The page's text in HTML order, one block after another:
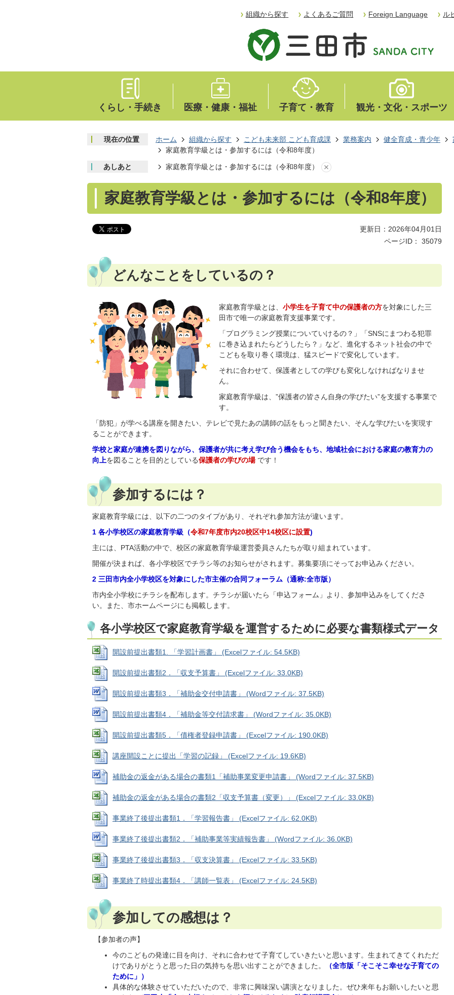
組織から探す よくあるご質問 Foreign Language ル
くらし・手続き 医療・健康・福祉 子育て・教育 観光・文化・スポーツ
現在の位置 ホーム 組織から探す こども未来部 こども育成課 業務案内 健全育成・青少年
家庭教育学級とは・参加するには（令和8年度）
あしあと 家庭教育学級とは・参加するには（令和8年度）
家庭教育学級とは・参加するには（令和8年度）
更新日：2026年04月01日
ページID：
35079
どんなことをしているの？
家庭教育学級とは、 小学生を子育て中の保護者の方を対象にした三
田市で唯一の家庭教育支援事業です。
「プログラミング授業についていけるの？」「SNSにまつわる犯罪
に巻き込まれたらどうしたら？」など、進化するネット社会の中で
こどもを取り巻く環境は、猛スピードで変化しています。
それに合わせて、保護者としての学びも変化しなければなりませ
ん。
家庭教育学級は、”保護者の皆さん自身の学びたい”を支援する事業で
す。
「防犯」が学べる講座を開きたい、テレビで見たあの講師の話をもっと聞きたい、そんな学びたいを実現す
ることができます。
学校と家庭が連携を図りながら、保護者が共に考え学び合う機会をもち、地域社会における家庭の教育力の
向上を図ることを目的としている保護者の学びの場 です！
参加するには？
家庭教育学級には、以下の二つのタイプがあり、それぞれ参加方法が違います。
1 各小学校区の家庭教育学級（令和7年度市内20校区中14校区に設置)
主には、PTA活動の中で、校区の家庭教育学級運営委員さんたちが取り組まれています。
開催が決まれば、各小学校区でチラシ等のお知らせがされます。募集要項にそってお申込みください。
2 三田市内全小学校区を対象にした市主催の合同フォーラム（通称:全市版）
市内全小学校にチラシを配布します。チラシが届いたら「申込フォーム」より、参加申込みをしてくださ
い。また、市ホームページにも掲載します。
各小学校区で家庭教育学級を運営するために必要な書類様式データ
開設前提出書類1. 「学習計画書」 (Excelファイル: 54.5KB)
開設前提出書類2．「収支予算書」 (Excelファイル: 33.0KB)
開設前提出書類3．「補助金交付申請書」 (Wordファイル: 37.5KB)
開設前提出書類4．「補助金等交付請求書」 (Wordファイル: 35.0KB)
開設前提出書類5．「債権者登録申請書」 (Excelファイル: 190.0KB)
講座開設ことに提出「学習の記録」 (Excelファイル: 19.6KB)
補助金の返金がある場合の書類1「補助事業変更申請書」 (Wordファイル: 37.5KB)
補助金の返金がある場合の書類2「収支予算書（変更）」 (Excelファイル: 33.0KB)
事業終了後提出書類1．「学習報告書」 (Excelファイル: 62.0KB)
事業終了後提出書類2．「補助事業等実績報告書」 (Wordファイル: 36.0KB)
事業終了後提出書類3．「収支決算書」 (Excelファイル: 33.5KB)
事業終了時提出書類4．「講師一覧表」 (Excelファイル: 24.5KB)
参加しての感想は？
【参加者の声】
今のこどもの発達に目を向け、それに合わせて子育てしていきたいと思います。生まれてきてくれただ
けでありがとうと思った日の気持ちを思い出すことができました。
（全市版「そこそこ幸せな子育ての
ために」）
具体的な体験させていただいたので、非常に興味深い講演となりました。ぜひ来年もお願いしたいと思